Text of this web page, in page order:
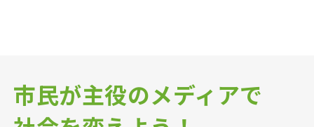
市民が主役のメディアで